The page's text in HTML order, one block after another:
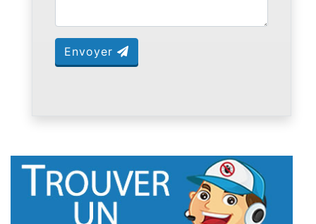
Envoyer